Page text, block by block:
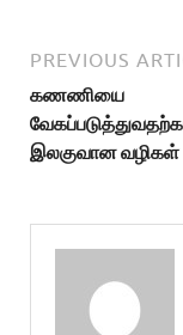
PREVIOUS
கணணியை
இலகுவான வழிகள்